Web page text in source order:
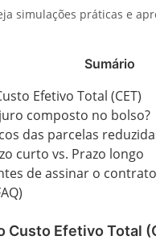
simulações práticas e
Sumário
Efetivo Total (CET)
composto no bolso?
das parcelas
curto vs. Prazo longo
de assinar o
Custo Efetivo Total